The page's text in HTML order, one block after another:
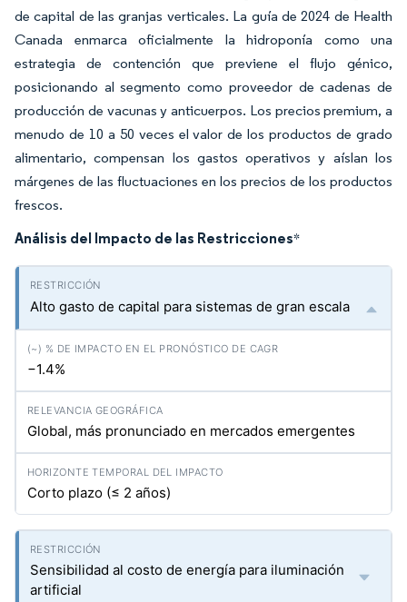
de capital de las granjas verticales. La guía de 2024 de Health
Canada enmarca oficialmente la hidroponía como una
estrategia de contención que previene el flujo génico,
posicionando al segmento como proveedor de cadenas de
producción de vacunas y anticuerpos. Los precios premium, a
menudo de 10 a 50 veces el valor de los productos de grado
alimentario, compensan los gastos operativos y aíslan los
márgenes de las fluctuaciones en los precios de los productos
frescos.
Análisis del Impacto de las Restricciones*
Alto gasto de capital para sistemas de gran escala
−1.4%
Global, más pronunciado en mercados emergentes
Corto plazo (≤ 2 años)
Sensibilidad al costo de energía para iluminación
artificial